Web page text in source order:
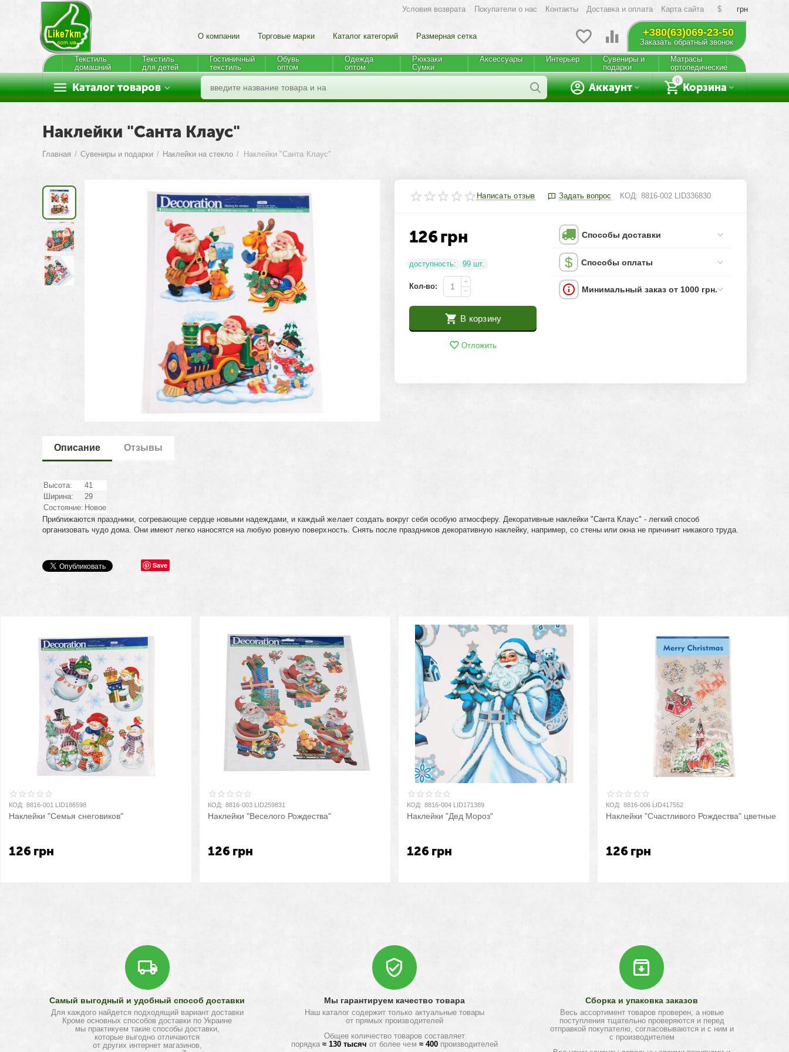
$ грн
Условия возврата Покупатели о нас Контакты Доставка и оплата Карта сайта
О компании Торговые марки Каталог категорий Размерная сетка +380(63)069-23-50
Заказать обратный звонок
Текстиль
домашний
Текстиль
для детей
Гостиничный
текстиль
Обувь
оптом
Одежда
оптом
Рюкзаки
Cумки
Аксессуары Интерьер
Сувениры и
подарки
Матрасы
ортопедические
Каталог товаров
0
Корзина
Аккаунт
Наклейки "Санта Клаус"
Главная / Сувениры и подарки / Наклейки на стекло / Наклейки "Санта Клаус"
Написать отзыв Задать вопрос КОД: 8816-002 LID336830
126грн
доступность: 99 шт.
Кол-во:
+
−
В корзину
Отложить
Способы доставки
Способы оплаты
Минимальный заказ от 1000 грн.
Описание Отзывы
Высота:
41
Ширина:
29
Состояние: Новое
Приближаются праздники, согревающие сердце новыми надеждами, и каждый желает создать вокруг себя особую атмосферу. Декоративные наклейки "Санта Клаус" - легкий способ
организовать чудо дома. Они имеют легко наносятся на любую ровную поверхность. Снять после праздников декоративную наклейку, например, со стены или окна не причинит никакого труда.
Save
КОД: 8816-001 LID186598
Наклейки "Семья снеговиков"
126 грн
КОД: 8816-003 LID259831
Наклейки "Веселого Рождества"
126 грн
КОД: 8816-004 LID171389
Наклейки "Дед Мороз"
126 грн
КОД: 8816-006 LID417552
Наклейки "Счастливого Рождества" цветные
126 грн
Самый выгодный и удобный способ доставки
Для каждого найдется подходящий вариант доставки
Кроме основных способов доставки по Украине
мы практикуем такие способы доставки,
которые выгодно отличаются
от других интернет магазинов,
Мы гарантируем качество товара
Наш каталог содержит только актуальные товары
от прямых производителей
Общее количество товаров составляет
порядка≈ 130 тысяч от более чем ≈ 400 производителей
Сборка и упаковка заказов
Весь ассортимент товаров проверен, а новые
поступления тщательно проверяются и перед
отправкой покупателю, согласовываются и с ним и
с производителем